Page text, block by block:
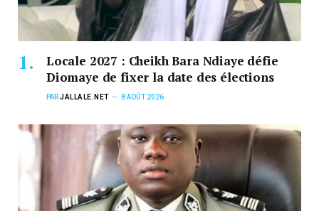
Locale 2027 : Cheikh Bara Ndiaye défie
Diomaye de fixer la date des élections
PARJALLALE.NET 8 AOÛT 2026